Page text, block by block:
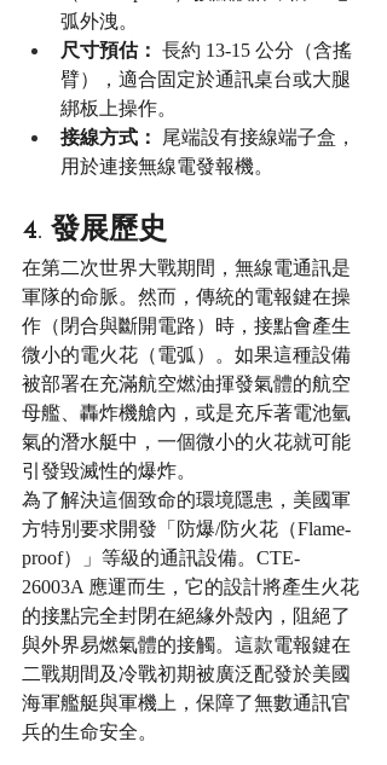
弧外洩。
尺寸預估： 長約 13-15 公分（含搖
臂），適合固定於通訊桌台或大腿
綁板上操作。
接線方式：
尾端設有接線端子盒，
用於連接無線電發報機。
4. 發展歷史
在第二次世界大戰期間，無線電通訊是
軍隊的命脈。然而，傳統的電報鍵在操
作（閉合與斷開電路）時，接點會產生
微小的電火花（電弧）。如果這種設備
被部署在充滿航空燃油揮發氣體的航空
母艦、轟炸機艙內，或是充斥著電池氫
氣的潛水艇中，一個微小的火花就可能
引發毀滅性的爆炸。
為了解決這個致命的環境隱患，美國軍
方特別要求開發「防爆/防火花（Flame-
proof）」等級的通訊設備。CTE-
26003A 應運而生，它的設計將產生火花
的接點完全封閉在絕緣外殼內，阻絕了
與外界易燃氣體的接觸。這款電報鍵在
二戰期間及冷戰初期被廣泛配發於美國
海軍艦艇與軍機上，保障了無數通訊官
兵的生命安全。